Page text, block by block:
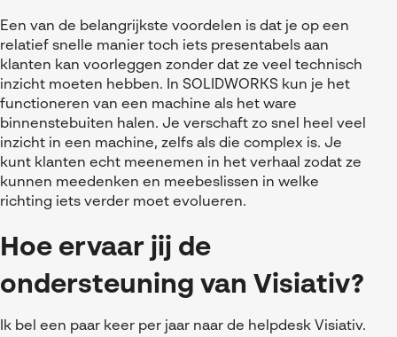
Een van de belangrijkste voordelen is dat je op een
relatief snelle manier toch iets presentabels aan
klanten kan voorleggen zonder dat ze veel technisch
inzicht moeten hebben. In SOLIDWORKS kun je het
functioneren van een machine als het ware
binnenstebuiten halen. Je verschaft zo snel heel veel
inzicht in een machine, zelfs als die complex is. Je
kunt klanten echt meenemen in het verhaal zodat ze
kunnen meedenken en meebeslissen in welke
richting iets verder moet evolueren.
Hoe ervaar jij de
ondersteuning van Visiativ?
Ik bel een paar keer per jaar naar de helpdesk Visiativ.